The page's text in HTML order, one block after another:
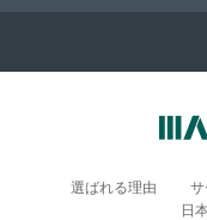
選ばれる理由
日